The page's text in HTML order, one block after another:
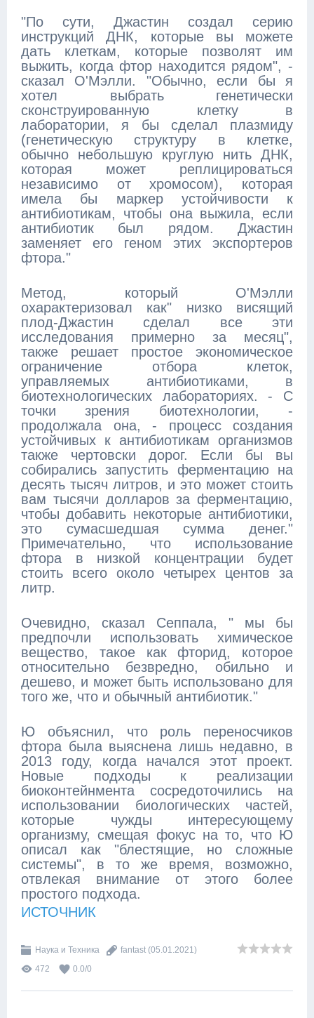
"По сути, Джастин создал серию
инструкций ДНК, которые вы можете
дать клеткам, которые позволят им
выжить, когда фтор находится рядом", -
сказал О'Мэлли. "Обычно, если бы я
хотел выбрать генетически
сконструированную клетку в
лаборатории, я бы сделал плазмиду
(генетическую структуру в клетке,
обычно небольшую круглую нить ДНК,
которая может реплицироваться
независимо от хромосом), которая
имела бы маркер устойчивости к
антибиотикам, чтобы она выжила, если
антибиотик был рядом. Джастин
заменяет его геном этих экспортеров
фтора."
Метод, который О'Мэлли
охарактеризовал как" низко висящий
плод-Джастин сделал все эти
исследования примерно за месяц",
также решает простое экономическое
ограничение отбора клеток,
управляемых антибиотиками, в
биотехнологических лабораториях. - С
точки зрения биотехнологии, -
продолжала она, - процесс создания
устойчивых к антибиотикам организмов
также чертовски дорог. Если бы вы
собирались запустить ферментацию на
десять тысяч литров, и это может стоить
вам тысячи долларов за ферментацию,
чтобы добавить некоторые антибиотики,
это сумасшедшая сумма денег."
Примечательно, что использование
фтора в низкой концентрации будет
стоить всего около четырех центов за
литр.
Очевидно, сказал Сеппала, " мы бы
предпочли использовать химическое
вещество, такое как фторид, которое
относительно безвредно, обильно и
дешево, и может быть использовано для
того же, что и обычный антибиотик."
Ю объяснил, что роль переносчиков
фтора была выяснена лишь недавно, в
2013 году, когда начался этот проект.
Новые подходы к реализации
биоконтейнмента сосредоточились на
использовании биологических частей,
которые чужды интересующему
организму, смещая фокус на то, что Ю
описал как "блестящие, но сложные
системы", в то же время, возможно,
отвлекая внимание от этого более
простого подхода.
ИСТОЧНИК
Наука и Техника fantast (05.01.2021)
472
0.0/0